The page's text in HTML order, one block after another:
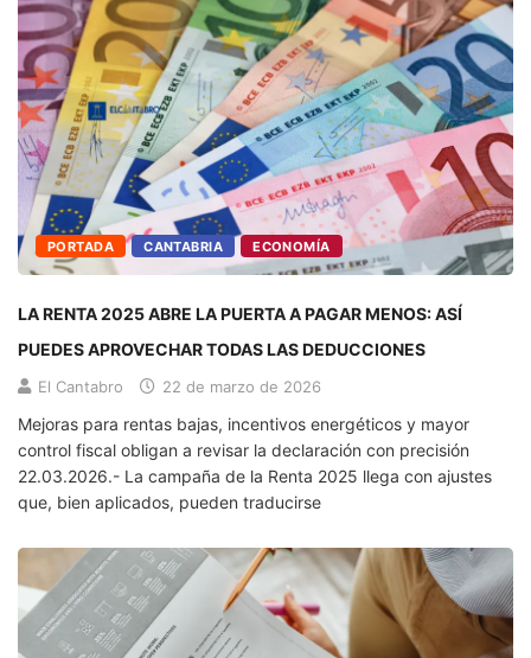
PORTADA CANTABRIA ECONOMÍA
LA RENTA 2025 ABRE LA PUERTA A PAGAR MENOS: ASÍ
PUEDES APROVECHAR TODAS LAS DEDUCCIONES
El Cantabro 22 de marzo de 2026
Mejoras para rentas bajas, incentivos energéticos y mayor
control fiscal obligan a revisar la declaración con precisión
22.03.2026.- La campaña de la Renta 2025 llega con ajustes
que, bien aplicados, pueden traducirse